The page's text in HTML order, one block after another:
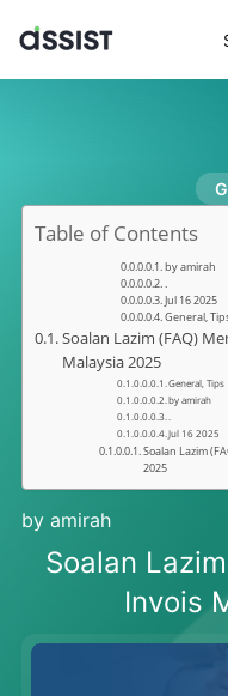
Table of Contents
by amirah
.
Jul 16 2025
General,
Soalan Lazim (FAQ)
Malaysia 2025
General, Tips
by amirah
Jul 16 2025
Soalan Lazim
2025
by amirah
Soalan
Invois